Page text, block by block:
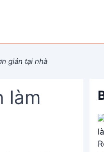
giản tại nhà
làm